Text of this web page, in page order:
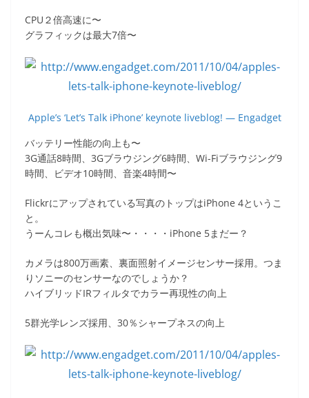
CPU２倍高速に〜
グラフィックは最大7倍〜
Apple’s ‘Let’s Talk iPhone’ keynote liveblog! — Engadget
バッテリー性能の向上も〜
3G通話8時間、3Gブラウジング6時間、Wi-Fiブラウジング9
時間、ビデオ10時間、音楽4時間〜
Flickrにアップされている写真のトップはiPhone 4というこ
と。
うーんコレも概出気味〜・・・・iPhone 5まだー？
カメラは800万画素、裏面照射イメージセンサー採用。つま
りソニーのセンサーなのでしょうか？
ハイブリッドIRフィルタでカラー再現性の向上
5群光学レンズ採用、30％シャープネスの向上